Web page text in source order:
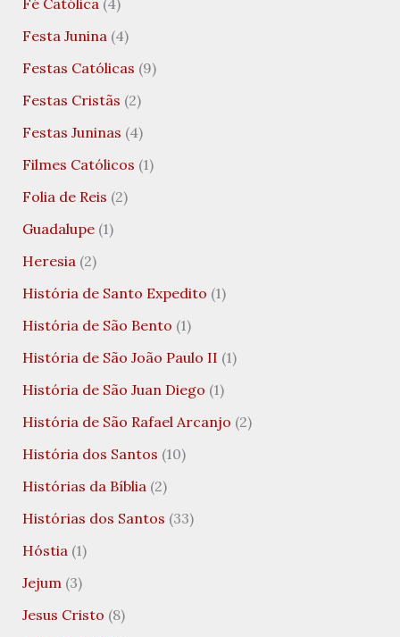
Fé Católica(4)
Festa Junina(4)
Festas Católicas (9)
Festas Cristãs (2)
Festas Juninas (4)
Filmes Católicos (1)
Folia de Reis (2)
Guadalupe(1)
Heresia(2)
História de Santo Expedito (1)
História de São Bento (1)
História de São João Paulo II (1)
História de São Juan Diego (1)
História de São Rafael Arcanjo (2)
História dos Santos (10)
Histórias da Bíblia(2)
Histórias dos Santos (33)
Hóstia(1)
Jejum(3)
Jesus Cristo (8)